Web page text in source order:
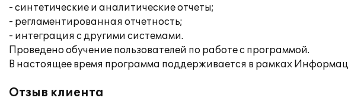
- синтетические и аналитические отчеты;
- регламентированная отчетность;
- интеграция с другими системами.
Проведено обучение пользователей по работе с программой.
В настоящее время программа поддерживается в рамках
Отзыв клиента